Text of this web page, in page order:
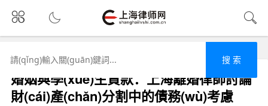
搜 索
婚姻與學(xué)生貸款：上海離婚律師討論
財(cái)產(chǎn)分割中的債務(wù)考慮